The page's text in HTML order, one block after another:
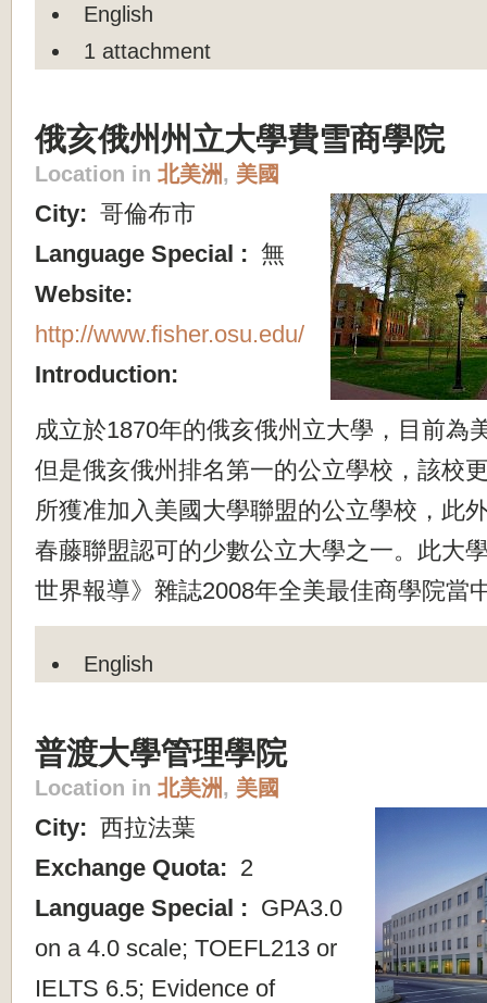
English
1 attachment
俄亥俄州州立大學費雪商學院
Location in 北美洲, 美國
City: 哥倫布市
Language Special : 無
Website:
http://www.fisher.osu.edu/
Introduction:
成立於1870年的俄亥俄州立大學，目前為
但是俄亥俄州排名第一的公立學校，該校
所獲准加入美國大學聯盟的公立學校，此
春藤聯盟認可的少數公立大學之一。此大
世界報導》雜誌2008年全美最佳商學院當
English
普渡大學管理學院
Location in 北美洲, 美國
City: 西拉法葉
Exchange Quota: 2
Language Special : GPA3.0
on a 4.0 scale; TOEFL213 or
IELTS 6.5; Evidence of